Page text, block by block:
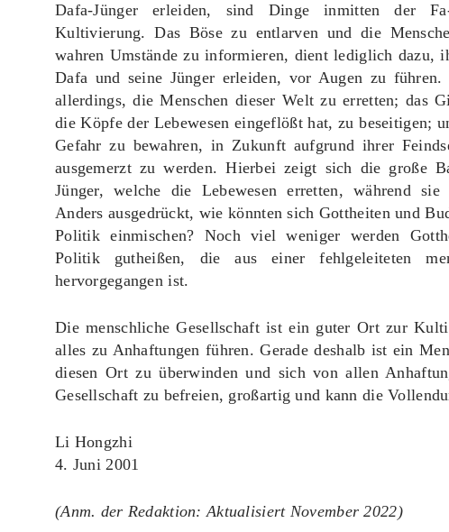
Dafa-Jünger erleiden, sind Dinge inmitten der
Kultivierung. Das Böse zu entlarven und die
wahren Umstände zu informieren, dient lediglich dazu,
Dafa und seine Jünger erleiden, vor Augen zu
allerdings, die Menschen dieser Welt zu erretten; das
die Köpfe der Lebewesen eingeflößt hat, zu beseitigen;
Gefahr zu bewahren, in Zukunft aufgrund ihrer
ausgemerzt zu werden. Hierbei zeigt sich die große
Jünger, welche die Lebewesen erretten, während
Anders ausgedrückt, wie könnten sich Gottheiten und
Politik einmischen? Noch viel weniger werden
Politik gutheißen, die aus einer fehlgeleiteten
hervorgegangen ist.
Die menschliche Gesellschaft ist ein guter Ort zur
alles zu Anhaftungen führen. Gerade deshalb ist ein
diesen Ort zu überwinden und sich von allen
Gesellschaft zu befreien, großartig und kann die
Li Hongzhi
4. Juni 2001
(Anm. der Redaktion: Aktualisiert November 2022)